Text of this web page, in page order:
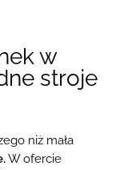
w
stroje
niż mała
.W ofercie